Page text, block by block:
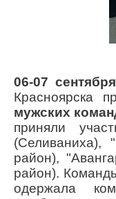
Ника
06-07 сентября
Красноярска
мужских
приняли
(Селиваниха),
район),
район).
одержала